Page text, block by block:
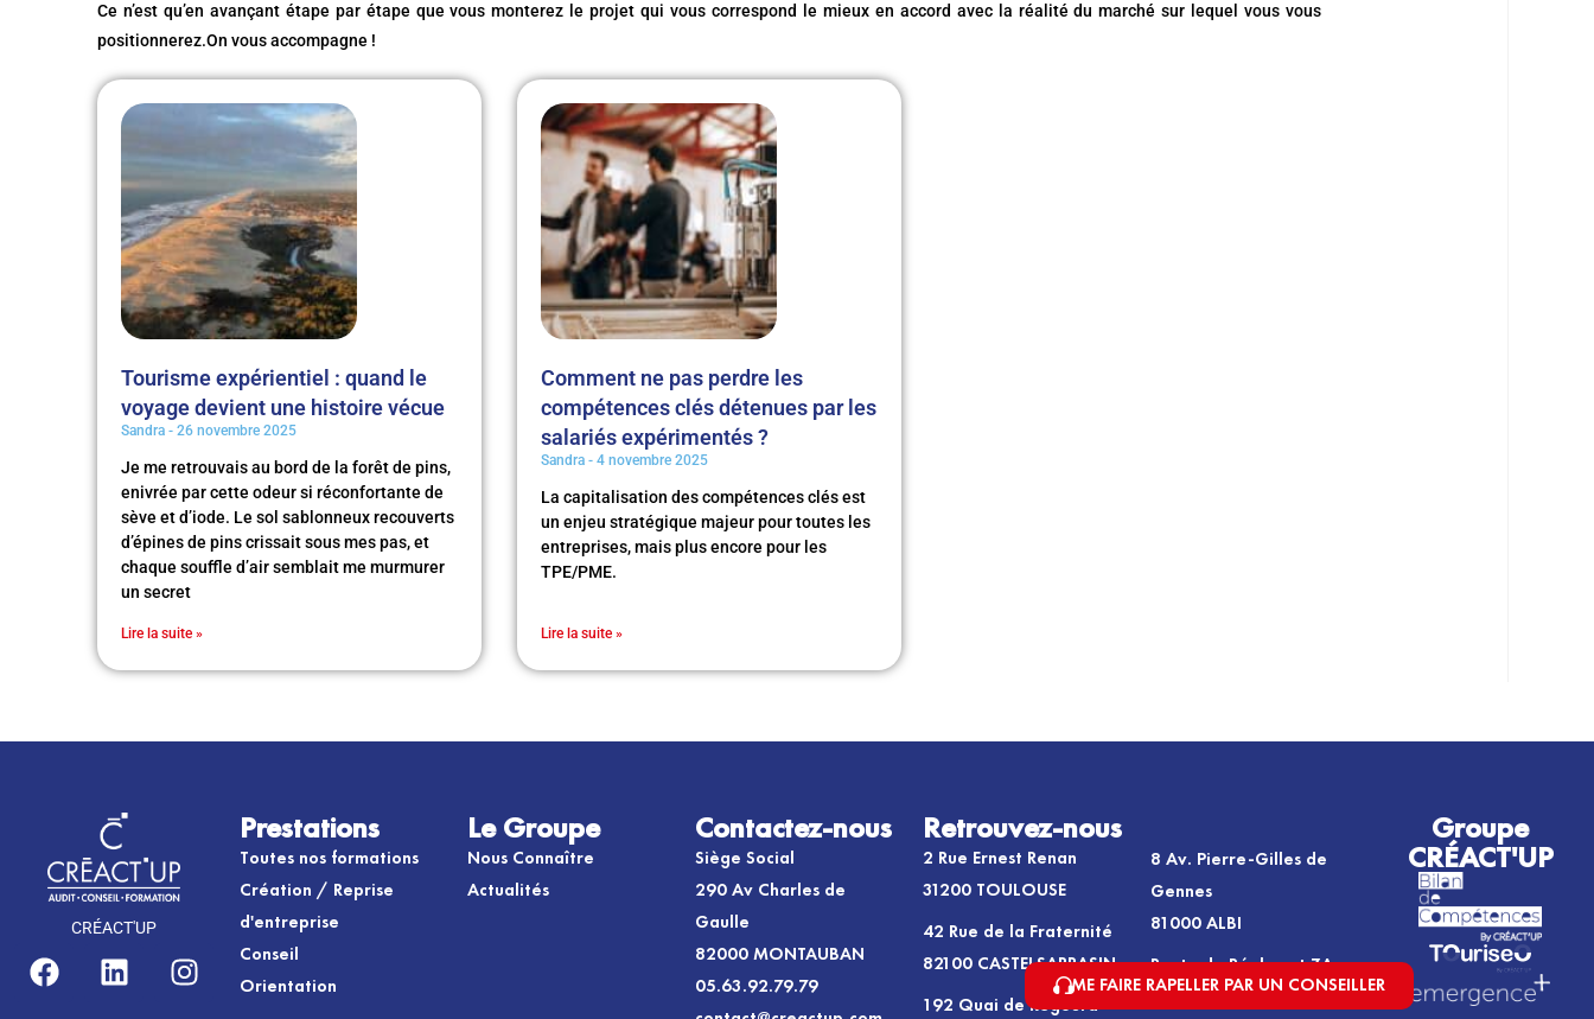
ME FAIRE RAPELLER PAR UN CONSEILLER
Ce n’est qu’en avançant étape par étape que vous monterez le projet qui vous correspond le mieux en accord avec la réalité du marché sur lequel vous vous
positionnerez.On vous accompagne !
Tourisme expérientiel : quand le
voyage devient une histoire vécue
Sandra 26 novembre 2025
Je me retrouvais au bord de la forêt de pins,
enivrée par cette odeur si réconfortante de
sève et d’iode. Le sol sablonneux recouverts
d’épines de pins crissait sous mes pas, et
chaque souffle d’air semblait me murmurer
un secret
Lire la suite »
Comment ne pas perdre les
compétences clés détenues par les
salariés expérimentés ?
Sandra 4 novembre 2025
La capitalisation des compétences clés est
un enjeu stratégique majeur pour toutes les
entreprises, mais plus encore pour les
TPE/PME.
Lire la suite »
CRÉACT'UP
Prestations
Toutes nos formations
Création / Reprise
d'entreprise
Conseil
Orientation
Le Groupe
Nous Connaître
Actualités
Contactez-nous
Siège Social
290 Av Charles de
Gaulle
82000 MONTAUBAN
05.63.92.79.79
Retrouvez-nous
2 Rue Ernest Renan
31200 TOULOUSE
42 Rue de la Fraternité
82100 CASTELSARRASIN
192 Quai de Regourd
8 Av. Pierre-Gilles de
Gennes
81000 ALBI
Route de Réalmont ZA
de la Molière
Groupe
CRÉACT'UP